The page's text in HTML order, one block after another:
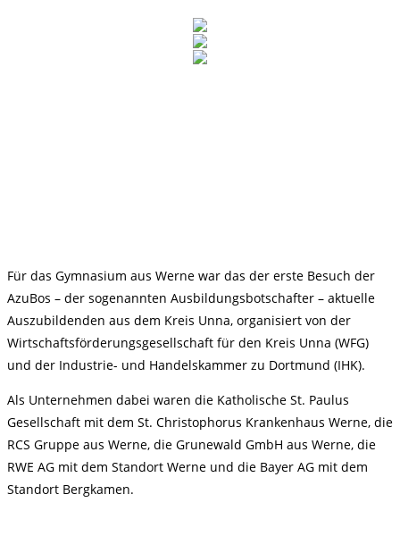
Für das Gymnasium aus Werne war das der erste Besuch der
AzuBos – der sogenannten Ausbildungsbotschafter – aktuelle
Auszubildenden aus dem Kreis Unna, organisiert von der
Wirtschaftsförderungsgesellschaft für den Kreis Unna (WFG)
und der Industrie- und Handelskammer zu Dortmund (IHK).
Als Unternehmen dabei waren die Katholische St. Paulus
Gesellschaft mit dem St. Christophorus Krankenhaus Werne, die
RCS Gruppe aus Werne, die Grunewald GmbH aus Werne, die
RWE AG mit dem Standort Werne und die Bayer AG mit dem
Standort Bergkamen.